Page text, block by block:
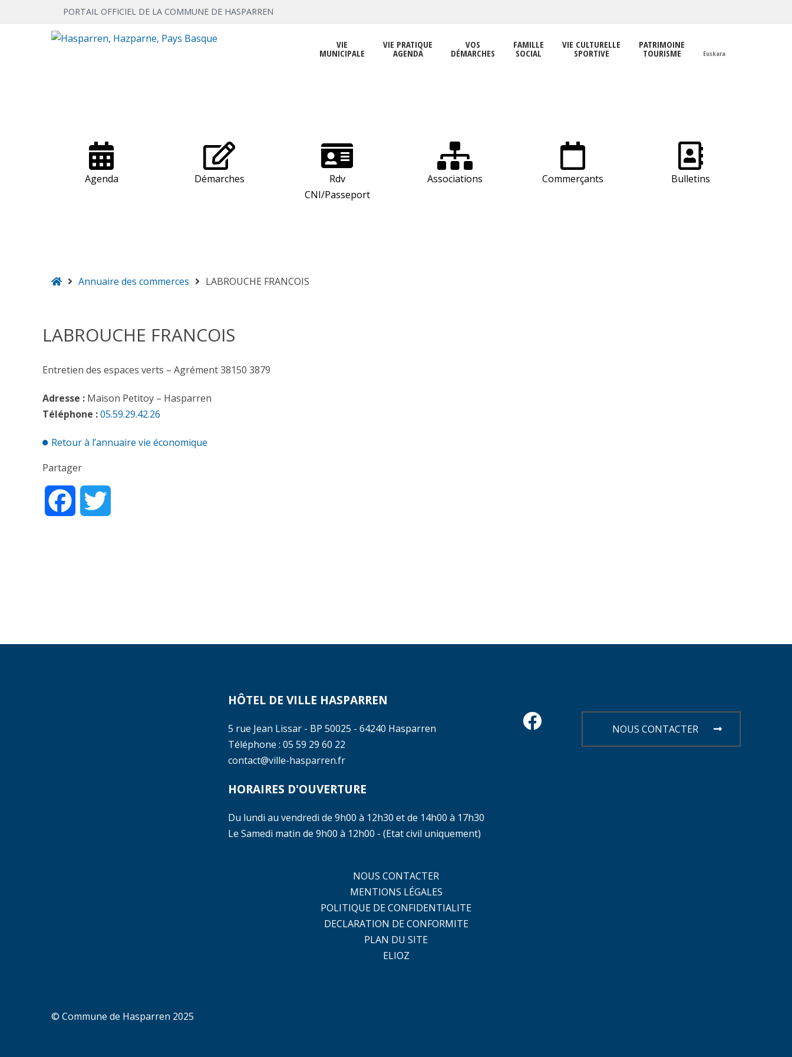
Hasparren,
Hazparne,
PORTAIL OFFICIEL DE LA COMMUNE DE HASPARREN
VIE
MUNICIPALE
VIE PRATIQUE
AGENDA
VOS
DÉMARCHES
FAMILLE
SOCIAL
VIE CULTURELLE
SPORTIVE
PATRIMOINE
TOURISME Euskara
Agenda Démarches
Rdv
CNI/Passeport
Associations Commerçants Bulletins
AccueilAnnuaire des commerces LABROUCHE FRANCOIS
LABROUCHE FRANCOIS
Entretien des espaces verts – Agrément 38150 3879
Adresse : Maison Petitoy – Hasparren
Téléphone :05.59.29.42.26
Retour à l’annuaire vie économique
Partager
Facebook
HÔTEL DE VILLE HASPARREN
5 rue Jean Lissar - BP 50025 - 64240 Hasparren
Téléphone : 05 59 29 60 22
contact@ville-hasparren.fr
HORAIRES D'OUVERTURE
Du lundi au vendredi de 9h00 à 12h30 et de 14h00 à 17h30
Le Samedi matin de 9h00 à 12h00 - (Etat civil uniquement)
NOUS CONTACTER
NOUS CONTACTER
MENTIONS LÉGALES
POLITIQUE DE CONFIDENTIALITE
DECLARATION DE CONFORMITE
PLAN DU SITE
ELIOZ
© Commune de Hasparren 2025